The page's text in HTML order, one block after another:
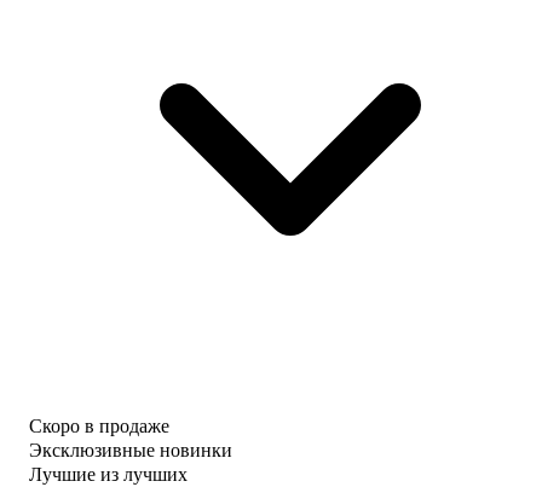
Скоро в продаже
Эксклюзивные новинки
Лучшие из лучших